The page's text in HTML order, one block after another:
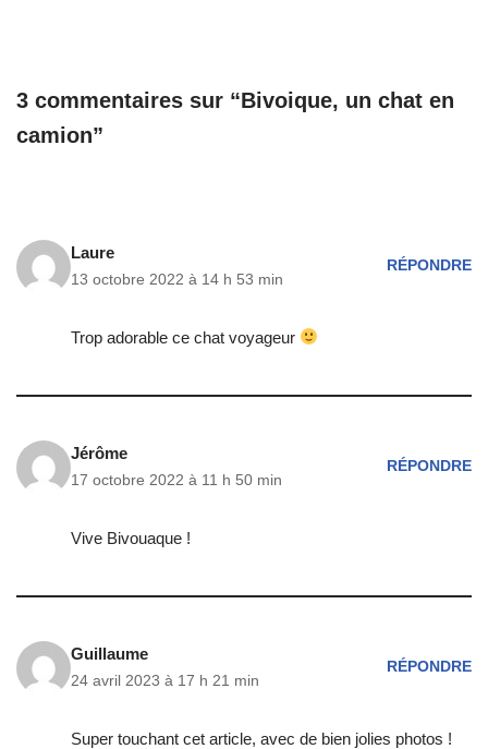
3 commentaires sur “Bivoique, un chat en
camion”
Laure
13 octobre 2022 à 14 h 53 min
RÉPONDRE
Trop adorable ce chat voyageur
Jérôme
17 octobre 2022 à 11 h 50 min
RÉPONDRE
Vive Bivouaque !
Guillaume
24 avril 2023 à 17 h 21 min
RÉPONDRE
Super touchant cet article, avec de bien jolies photos !